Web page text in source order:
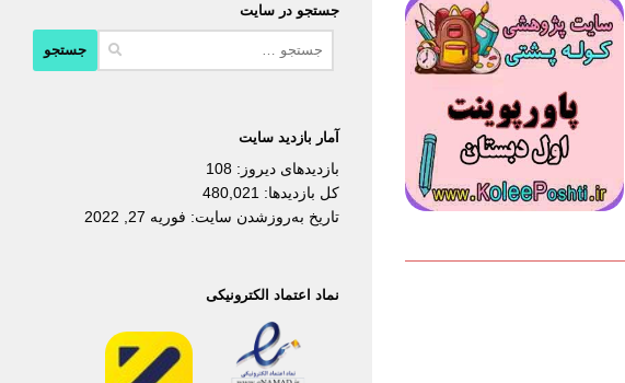
جستجو در سایت
آمار بازدید سایت
بازدیدهای دیروز: 108
کل بازدیدها: 480,021
تاریخ به‌روزشدن سایت: فوریه 27, 2022
نماد اعتماد الکترونیکی